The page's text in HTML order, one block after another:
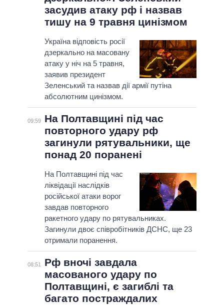
засудив атаку рф і назвав
тишу на 9 травня цинізмом
Україна відповість росії
дзеркально на масовану
атаку у ніч на 5 травня,
заявив президент
Зеленський та назвав дії армії путіна
абсолютним цинізмом.
09:59
На Полтавщині під час
повторного удару рф
загинули рятувальники, ще
понад 20 поранені
На Полтавщині під час
ліквідації наслідків
російської атаки ворог
завдав повторного
ракетного удару по рятувальниках.
Загинули двоє співробітників ДСНС, ще 23
отримали поранення.
08:51
Рф вночі завдала
масованого удару по
Полтавщині, є загиблі та
багато постраждалих